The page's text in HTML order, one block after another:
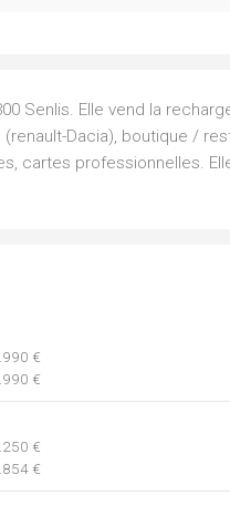
Senlis. Elle vend la
Dacia), boutique /
cartes professionnelles.
€
€
€
€